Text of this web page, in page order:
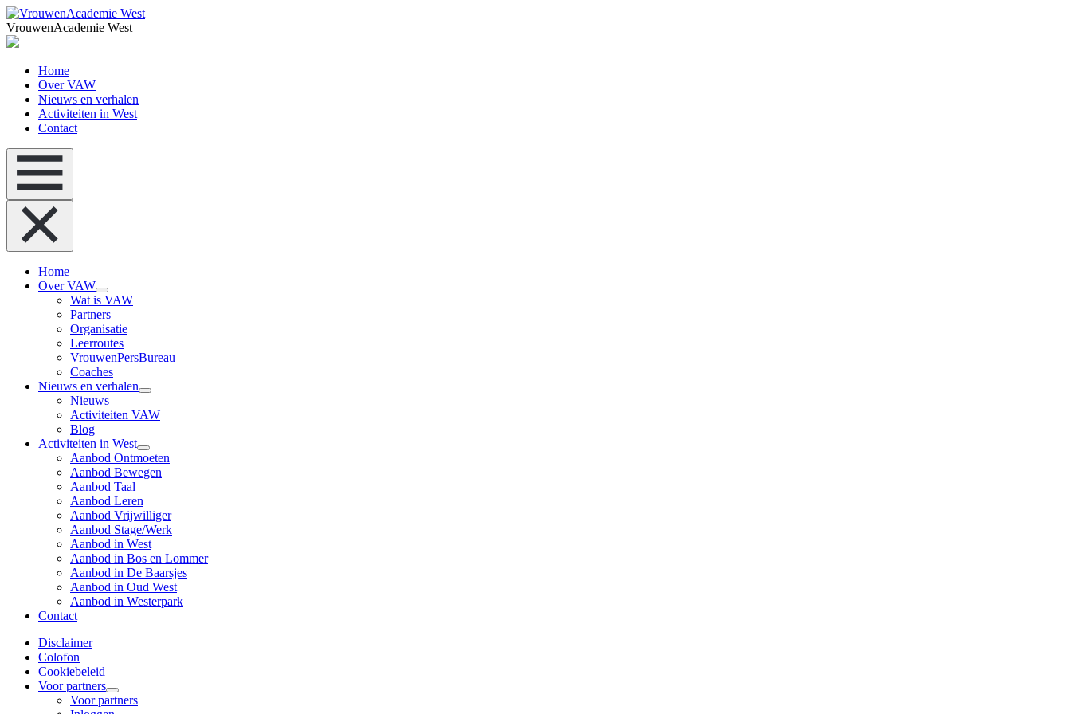
VrouwenAcademie West
Home
Over VAW
Nieuws en verhalen
Activiteiten in West
Contact
Home
Over VAW
Wat is VAW
Partners
Organisatie
Leerroutes
VrouwenPersBureau
Coaches
Nieuws en verhalen
Nieuws
Activiteiten VAW
Blog
Activiteiten in West
Aanbod Ontmoeten
Aanbod Bewegen
Aanbod Taal
Aanbod Leren
Aanbod Vrijwilliger
Aanbod Stage/Werk
Aanbod in West
Aanbod in Bos en Lommer
Aanbod in De Baarsjes
Aanbod in Oud West
Aanbod in Westerpark
Contact
Disclaimer
Colofon
Cookiebeleid
Voor partners
Voor partners